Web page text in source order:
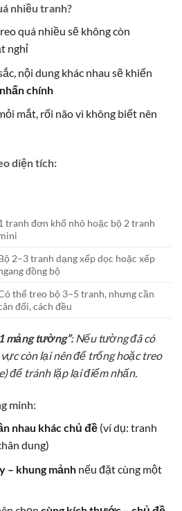
nhiều tranh?
quá nhiều sẽ không còn
nghỉ
nội dung khác nhau sẽ khiến
chính
mắt, rối não vì không biết nên
diện tích:
tranh đơn khổ nhỏ hoặc bộ 2 tranh
2–3 tranh dạng xếp dọc hoặc xếp
đồng bộ
thể treo bộ 3–5 tranh, nhưng cần
đối, cách đều
mảng tường”: Nếu tường đã có
còn lại nên để trống hoặc treo
để tránh lặp lại điểm nhấn.
minh:
nhau khác chủ đề(ví dụ: tranh
dung)
– khung mảnhnếu đặt cùng một